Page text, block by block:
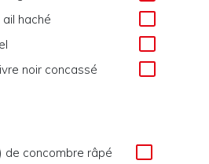
ail haché
noir concassé
de concombre râpé